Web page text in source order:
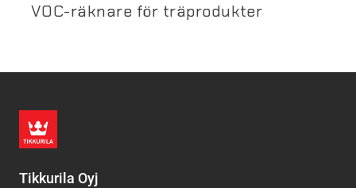
VOC-räknare för träprodukter
Tikkurila Oyj